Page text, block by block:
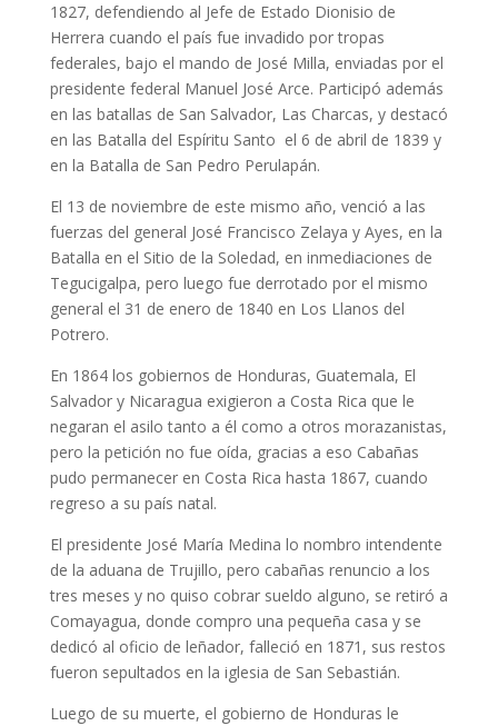
1827, defendiendo al Jefe de Estado Dionisio de
Herrera cuando el país fue invadido por tropas
federales, bajo el mando de José Milla, enviadas por el
presidente federal Manuel José Arce. Participó además
en las batallas de San Salvador, Las Charcas, y destacó
en las Batalla del Espíritu Santo el 6 de abril de 1839 y
en la Batalla de San Pedro Perulapán.
El 13 de noviembre de este mismo año, venció a las
fuerzas del general José Francisco Zelaya y Ayes, en la
Batalla en el Sitio de la Soledad, en inmediaciones de
Tegucigalpa, pero luego fue derrotado por el mismo
general el 31 de enero de 1840 en Los Llanos del
Potrero.
En 1864 los gobiernos de Honduras, Guatemala, El
Salvador y Nicaragua exigieron a Costa Rica que le
negaran el asilo tanto a él como a otros morazanistas,
pero la petición no fue oída, gracias a eso Cabañas
pudo permanecer en Costa Rica hasta 1867, cuando
regreso a su país natal.
El presidente José María Medina lo nombro intendente
de la aduana de Trujillo, pero cabañas renuncio a los
tres meses y no quiso cobrar sueldo alguno, se retiró a
Comayagua, donde compro una pequeña casa y se
dedicó al oficio de leñador, falleció en 1871, sus restos
fueron sepultados en la iglesia de San Sebastián.
Luego de su muerte, el gobierno de Honduras le